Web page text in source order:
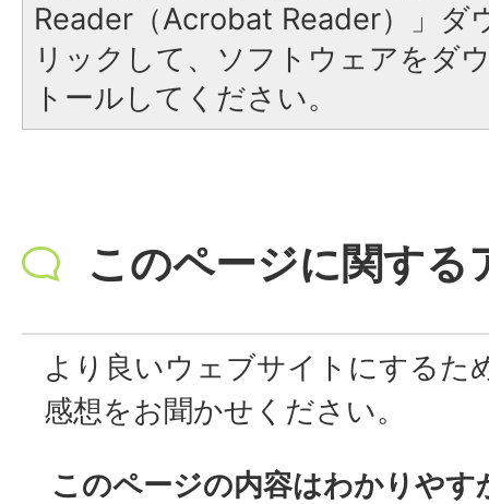
Reader（Acrobat Reader）」ダ
リックして、ソフトウェアをダ
トールしてください。
このページに関する
より良いウェブサイトにするた
感想をお聞かせください。
このページの内容はわかりやす